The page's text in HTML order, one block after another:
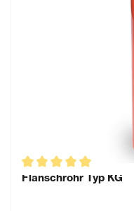
Flanschrohr Typ KG